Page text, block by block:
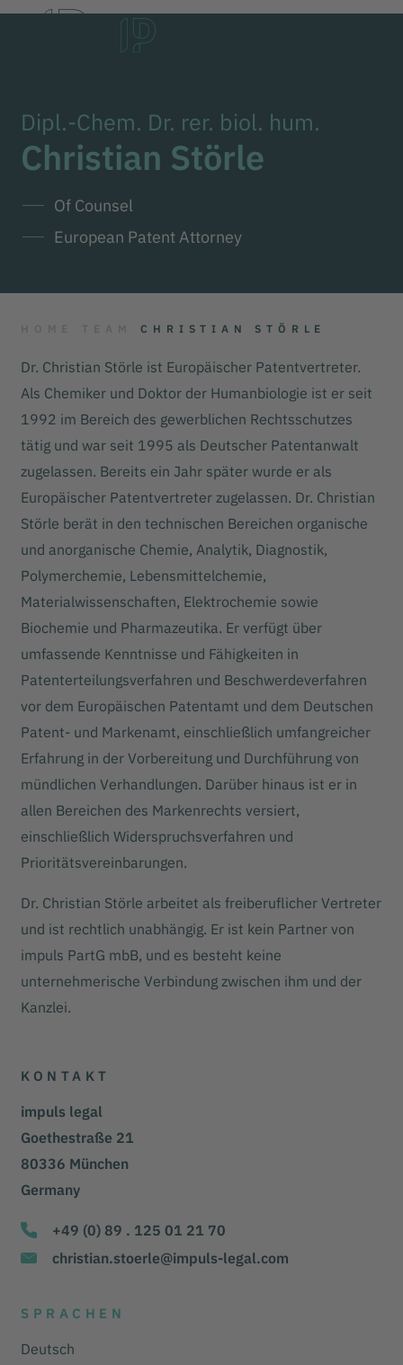
Dipl.-Chem. Dr. rer. biol. hum.
Christian Störle
Of Counsel
European Patent Attorney
CHRISTIAN STÖRLE
KONTAKT
impuls legal
Goethestraße 21
80336 München
Germany
+49 (0) 89 . 125 01 21 70
christian.stoerle@impuls-legal.com
SPRACHEN
Deutsch
Dr. Christian Störle ist Europäischer Patentvertreter.
Als Chemiker und Doktor der Humanbiologie ist er seit
1992 im Bereich des gewerblichen Rechtsschutzes
tätig und war seit 1995 als Deutscher Patentanwalt
zugelassen. Bereits ein Jahr später wurde er als
Europäischer Patentvertreter zugelassen. Dr. Christian
Störle berät in den technischen Bereichen organische
und anorganische Chemie, Analytik, Diagnostik,
Polymerchemie, Lebensmittelchemie,
Materialwissenschaften, Elektrochemie sowie
Biochemie und Pharmazeutika. Er verfügt über
umfassende Kenntnisse und Fähigkeiten in
Patenterteilungsverfahren und Beschwerdeverfahren
vor dem Europäischen Patentamt und dem Deutschen
Patent- und Markenamt, einschließlich umfangreicher
Erfahrung in der Vorbereitung und Durchführung von
mündlichen Verhandlungen. Darüber hinaus ist er in
allen Bereichen des Markenrechts versiert,
einschließlich Widerspruchsverfahren und
Prioritätsvereinbarungen.
Dr. Christian Störle arbeitet als freiberuflicher Vertreter
und ist rechtlich unabhängig. Er ist kein Partner von
impuls PartG mbB, und es besteht keine
unternehmerische Verbindung zwischen ihm und der
Kanzlei.